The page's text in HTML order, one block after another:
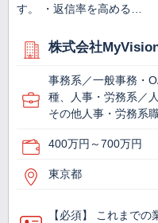
す。 ・返信率を高める…
株式会社
事務系／一般事務・
種、人事・労務系／
その他人事・労務系
400万円～700万円
東京都
【必須】 これまで